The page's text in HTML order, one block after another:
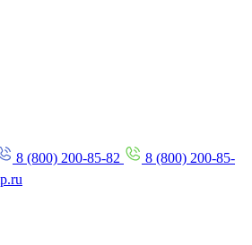
8 (800) 200-85-82
8 (800) 200-85-